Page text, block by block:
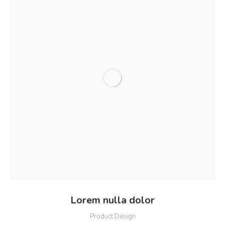
Lorem nulla dolor
Product Design